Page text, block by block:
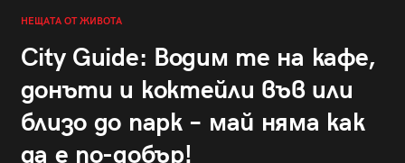
НЕЩАТА ОТ ЖИВОТА
City Guide: Водим те на кафе,
донъти и коктейли във или
близо до парк – май няма как
да е по-добър!